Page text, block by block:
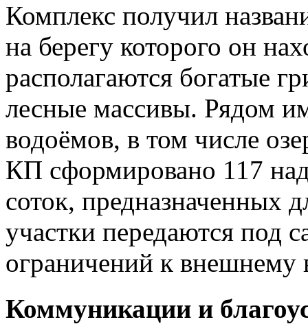
Комплекс получил
на берегу которого он
располагаются богатые
лесные массивы. Рядом
водоёмов, в том числе
КП сформировано 117
соток, предназначенных
участки передаются под
ограничений к внешнему
Коммуникации и